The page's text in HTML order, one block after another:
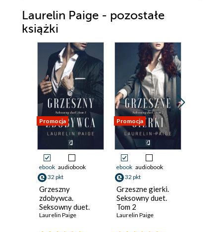
Laurelin Paige - pozostałe
książki
Promocja
ebook audiobook
32 pkt
Grzeszny
zdobywca.
Seksowny duet.
Tom 1
Laurelin Paige
Promocja
ebook audiobook
32 pkt
Grzeszne gierki.
Seksowny duet.
Tom 2
Laurelin Paige